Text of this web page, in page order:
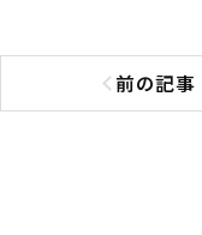
前の記事
前の